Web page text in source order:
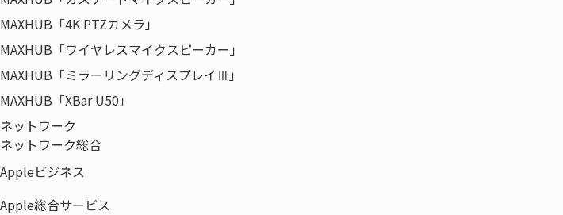
MAXHUB「4K PTZカメラ」
MAXHUB「ワイヤレスマイクスピーカー」
MAXHUB「ミラーリングディスプレイⅢ」
MAXHUB「XBar U50」
ネットワーク
ネットワーク総合
Appleビジネス
Apple総合サービス